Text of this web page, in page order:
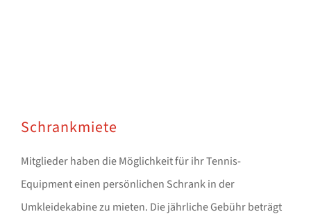
Schrankmiete
Mitglieder haben die Möglichkeit für ihr Tennis-
Equipment einen persönlichen Schrank in der
Umkleidekabine zu mieten. Die jährliche Gebühr beträgt